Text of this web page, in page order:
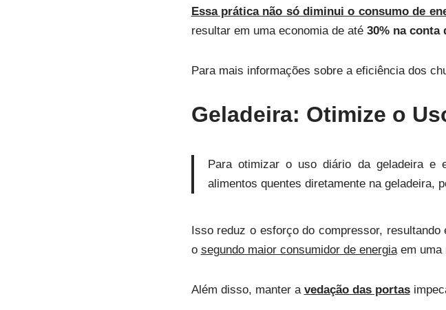
Essa prática não só diminui o consumo de
resultar em uma economia de até 30% na conta
Para mais informações sobre a eficiência dos
Geladeira: Otimize o
Para otimizar o uso diário da geladeira e
alimentos quentes diretamente na geladeira,
Isso reduz o esforço do compressor,
o segundo maior consumidor de energiaem uma
Além disso, manter a vedação das portas